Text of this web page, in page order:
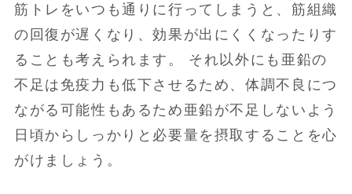
筋トレをいつも通りに行ってしまうと、筋組織
の回復が遅くなり、効果が出にくくなったりす
ることも考えられます。 それ以外にも亜鉛の
不足は免疫力も低下させるため、体調不良につ
ながる可能性もあるため亜鉛が不足しないよう
日頃からしっかりと必要量を摂取することを心
がけましょう。